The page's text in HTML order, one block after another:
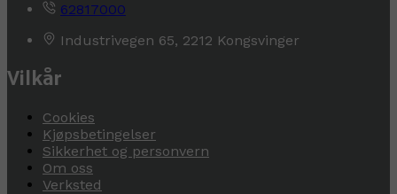
62817000
Industrivegen 65, 2212 Kongsvinger
Vilkår
Cookies
Kjøpsbetingelser
Sikkerhet og personvern
Om oss
Verksted